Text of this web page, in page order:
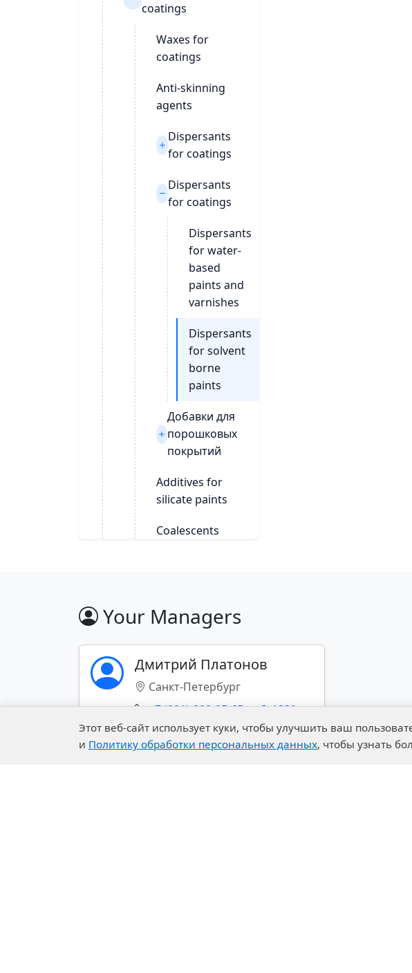
coatings
Waxes for
coatings
Anti-skinning
agents
Dispersants
for coatings
Dispersants
for coatings
Dispersants
for water-
based
paints and
varnishes
Dispersants
for solvent
borne
paints
Добавки для
порошковых
покрытий
Additives for
silicate paints
Coalescents
Rust converter
solutions
Rheological
additives for
coatings
Siccatives
Your Managers
Дмитрий Платонов
Санкт-Петербург
+7 (921)-900-05-65 доб. 1239
Этот веб-сайт использует куки, чтобы улучшить ваш
и Политику обработки персональных данных, чтобы узнать